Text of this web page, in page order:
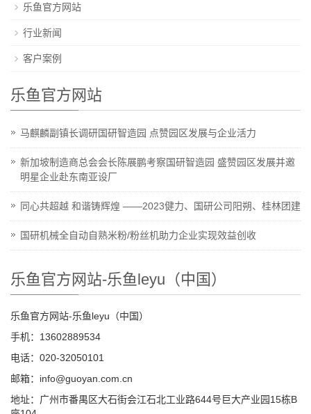
乐鱼官方网站
行业新闻
客户案例
乐鱼官方网站
马麒麟副镇长调研国研智造园 点赞园区发展与企业活力
新加坡制造商总会会长陈展鹏考察国研智造园 盛赞园区发展并邀
明星企业赴东南亚设厂
同心共超越 和谐铸辉煌 ——2023健力、国研公司阳朔、桂林团建
国研机械全自动自熟米粉/粉丝机助力企业实现效益创收
乐鱼官方网站-乐鱼leyu（中国）
乐鱼官方网站-乐鱼leyu（中国）
手机：13602889534
电话：020-32050101
邮箱：info@guoyan.com.cn
地址：广州市番禺区大石街会江石北工业路644号巨大产业园15栋B